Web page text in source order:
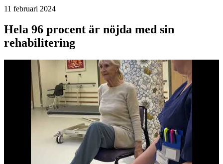
11 februari 2024
Hela 96 procent är nöjda med sin
rehabilitering